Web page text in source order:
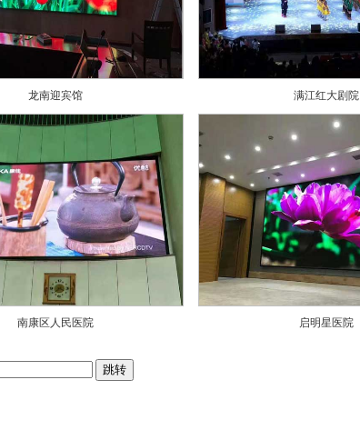
龙南迎宾馆 满江红大剧院
南康区人民医院 启明星医院
跳转